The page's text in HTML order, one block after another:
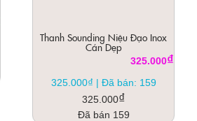
Thanh Sounding Niệu Đạo Inox
Cán Dẹp
325.000₫
325.000₫ | Đã bán: 159
325.000₫
Đã bán 159